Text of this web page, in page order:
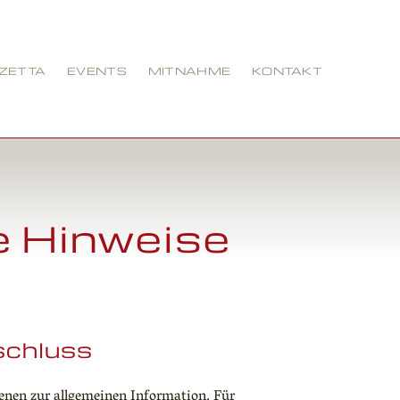
EVENTS MITNAHME KONTAKT
Hinweise